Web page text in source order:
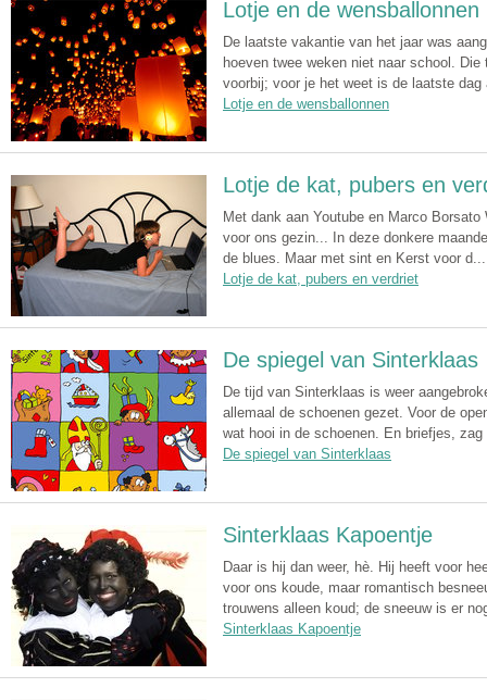
Lotje en de wensballonnen
De laatste vakantie van het jaar was
hoeven twee weken niet naar school.
voorbij; voor je het weet is de laatste dag
Lotje en de wensballonnen
Lotje de kat, pubers en
Met dank aan Youtube en Marco
voor ons gezin... In deze donkere
de blues. Maar met sint en Kerst voor d...
Lotje de kat, pubers en verdriet
De spiegel van Sinterklaas
De tijd van Sinterklaas is weer
allemaal de schoenen gezet. Voor de
wat hooi in de schoenen. En briefjes, zag
De spiegel van Sinterklaas
Sinterklaas Kapoentje
Daar is hij dan weer, hè. Hij heeft voor
voor ons koude, maar romantisch
trouwens alleen koud; de sneeuw is er
Sinterklaas Kapoentje